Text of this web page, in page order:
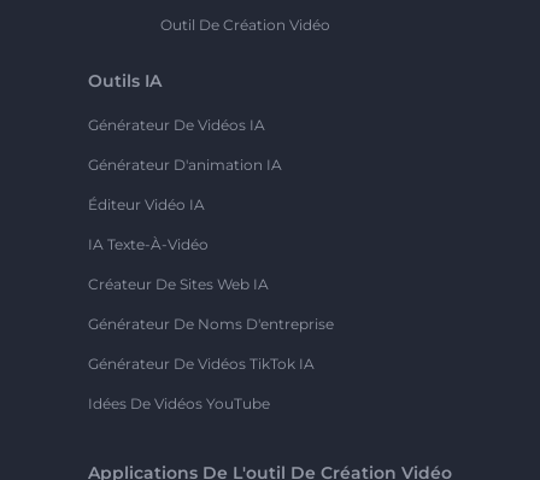
Outil De Création Vidéo
Outils IA
Générateur De Vidéos IA
Générateur D'animation IA
Éditeur Vidéo IA
IA Texte-À-Vidéo
Créateur De Sites Web IA
Générateur De Noms D'entreprise
Générateur De Vidéos TikTok IA
Idées De Vidéos YouTube
Applications De L'outil De Création Vidéo